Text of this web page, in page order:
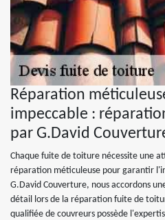
Réparation
impeccable :
par G.David
Chaque fuite de toiture nécessite une
réparation méticuleuse pour garantir
G.David Couverture, nous accordons
détail lors de la réparation fuite de
qualifiée de couvreurs possède